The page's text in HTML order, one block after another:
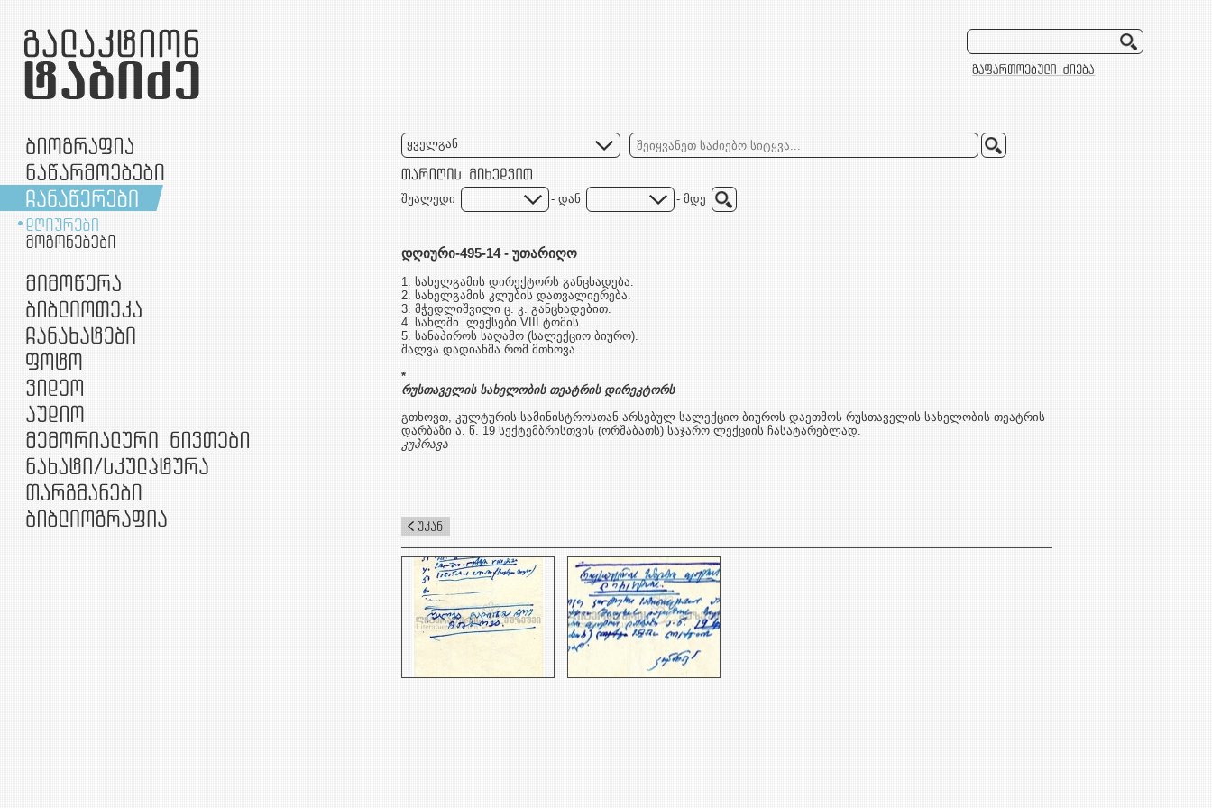
ყველგან
შუალედი - დან - მდე
დღიური-495-14 - უთარიღო
1. სახელგამის დირექტორს განცხადება.
2. სახელგამის კლუბის დათვალიერება.
3. მჭედლიშვილი ც. კ. განცხადებით.
4. სახლში. ლექსები VIII ტომის.
5. სანაპიროს საღამო (სალექციო ბიურო).
შალვა დადიანმა რომ მთხოვა.
*
რუსთაველის სახელობის თეატრის დირეკტორს
გთხოვთ, კულტურის სამინისტროსთან არსებულ სალექციო ბიუროს დაეთმოს რუსთაველის სახელობის თეატრის
დარბაზი ა. წ. 19 სექტემბრისთვის (ორშაბათს) საჯარო ლექციის ჩასატარებლად.
კუპრავა